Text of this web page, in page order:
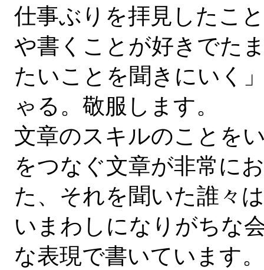
仕事ぶりを拝見したこ
や書くことが好きでた
たいことを聞きにいく
ゃる。敬服します。
文章のスキルのことを
をつなぐ文章が非常に
た、それを聞いた誰々
いまわしになりがちな
な表現で書いています